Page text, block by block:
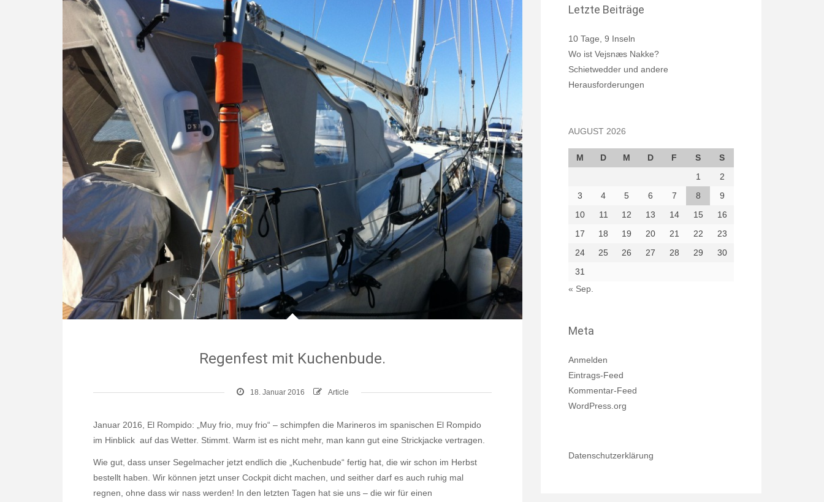
Regenfest mit Kuchenbude.
18. Januar 2016 Article
Januar 2016, El Rompido: „Muy frio, muy frio“ – schimpfen die Marineros im spanischen El Rompido
im Hinblick auf das Wetter. Stimmt. Warm ist es nicht mehr, man kann gut eine Strickjacke vertragen.
Wie gut, dass unser Segelmacher jetzt endlich die „Kuchenbude“ fertig hat, die wir schon im Herbst
bestellt haben. Wir können jetzt unser Cockpit dicht machen, und seither darf es auch ruhig mal
regnen, ohne dass wir nass werden! In den letzten Tagen hat sie uns – die wir für einen
Letzte Beiträge
10 Tage, 9 Inseln
Wo ist Vejsnæs Nakke?
Schietwedder und andere
Herausforderungen
AUGUST 2026
M D M D F S
S
1
2
3
4 5 6 7 8
9
10
11 12 13 14 15
16
17
18 19 20 21 22
23
24
25 26 27 28 29
30
31
« Sep.
Meta
Anmelden
Eintrags-Feed
Kommentar-Feed
WordPress.org
Datenschutzerklärung